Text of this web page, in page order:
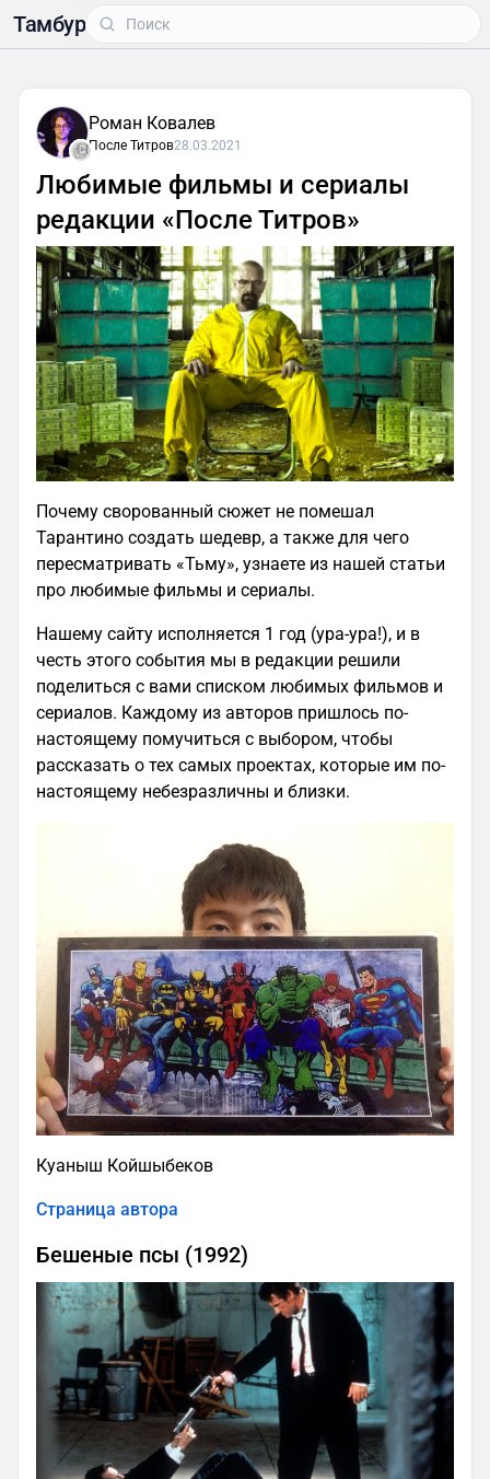
Тамбур
Роман Ковалев
После Титров28.03.2021
Любимые фильмы и сериалы
редакции «После Титров»
Почему сворованный сюжет не помешал
Тарантино создать шедевр, а также для чего
пересматривать «Тьму», узнаете из нашей статьи
про любимые фильмы и сериалы.
Нашему сайту исполняется 1 год (ура-ура!), и в
честь этого события мы в редакции решили
поделиться с вами списком любимых фильмов и
сериалов. Каждому из авторов пришлось по-
настоящему помучиться с выбором, чтобы
рассказать о тех самых проектах, которые им по-
настоящему небезразличны и близки.
Куаныш Койшыбеков
Страница автора
Бешеные псы (1992)